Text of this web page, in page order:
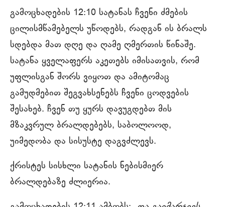
გამოცხადების 12:10 სატანას ჩვენი ძმების
ცილისმწამებელს უწოდებს, რადგან ის ბრალს
სდებდა მათ დღე და ღამე ღმერთის წინაშე.
სატანა ყველაფერს აკეთებს იმისათვის, რომ
უფლისგან შორს ვიყოთ და ამიტომაც
გამუდმებით შეგვახსენებს ჩვენი ცოდვების
შესახებ. ჩვენ თუ ყურს დავუგდებთ მის
მზაკვრულ ბრალდებებს, საბოლოოდ,
უიმედობა და სისუსტე დაგვძლევს.
ქრისტეს სისხლი სატანის ნებისმიერ
ბრალდებაზე ძლიერია.